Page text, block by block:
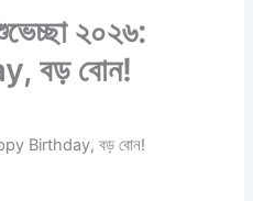
২০২৬:
বড় বোন!
Birthday, বড় বোন!